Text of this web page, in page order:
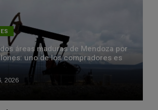
áreas maduras de Mendoza por
uno de los compradores es
2026